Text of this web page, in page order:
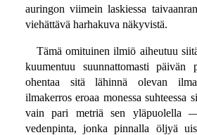
auringon viimein laskiessa
viehättävä harhakuva näkyvistä.
Tämä omituinen ilmiö aiheutuu
kuumentuu suunnattomasti päivän
ohentaa sitä lähinnä olevan
ilmakerros eroaa monessa suhteessa
vain pari metriä sen yläpuolella
vedenpinta, jonka pinnalla öljyä